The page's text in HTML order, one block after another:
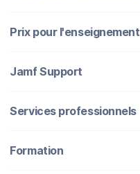
Prix pour l'enseignement
Jamf Support
Services professionnels
Formation